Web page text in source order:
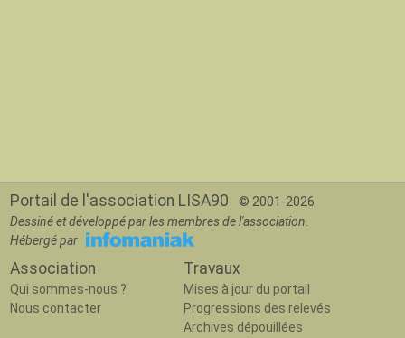
Portail de l'association LISA90
© 2001-2026
Dessiné et développé par les membres de l'association.
Hébergé par
Association
Qui sommes-nous ?
Nous contacter
Travaux
Mises à jour du portail
Progressions des relevés
Archives dépouillées